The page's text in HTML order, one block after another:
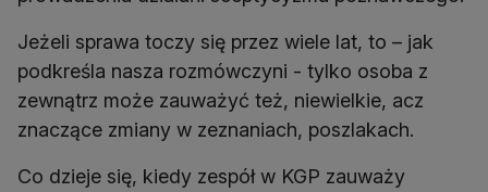
Jeżeli sprawa toczy się przez wiele lat, to – jak
podkreśla nasza rozmówczyni - tylko osoba z
zewnątrz może zauważyć też, niewielkie, acz
znaczące zmiany w zeznaniach, poszlakach.
Co dzieje się, kiedy zespół w KGP zauważy